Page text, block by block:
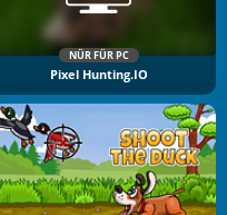
NÜR FÜR PC
Pixel Hunting.IO